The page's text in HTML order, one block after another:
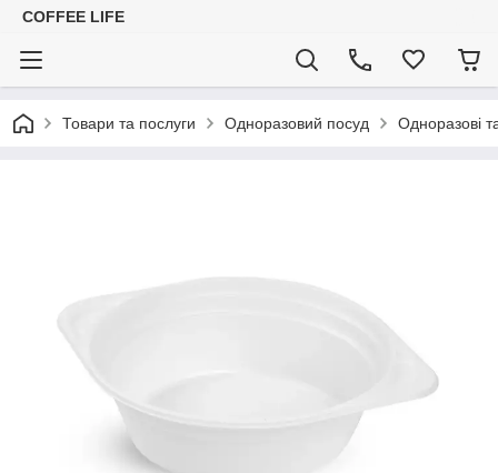
COFFEE LIFE
Товари та послуги Одноразовий посуд Одноразові